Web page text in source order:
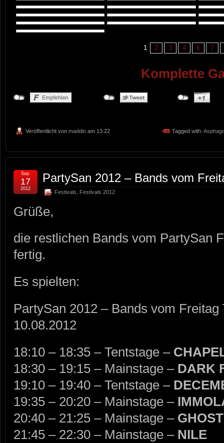
1 2 3 4 6 7
Komplette
Veröffentlicht von maddin am 13:22 Tagged with:
PartySan 2012 – Bands vom
Festivals Festivals 2012
Sep.
17
2012
Grüße,
die restlichen Bands vom PartySan
fertig.
Es spielten:
PartySan 2012 – Bands vom Freitag
10.08.2012
18:10 – 18:35 – Tentstage –
18:30 – 19:15 – Mainstage – DARK
19:10 – 19:40 – Tentstage –
19:35 – 20:20 – Mainstage –
20:40 – 21:25 – Mainstage –
21:45 – 22:30 – Mainstage – NILE